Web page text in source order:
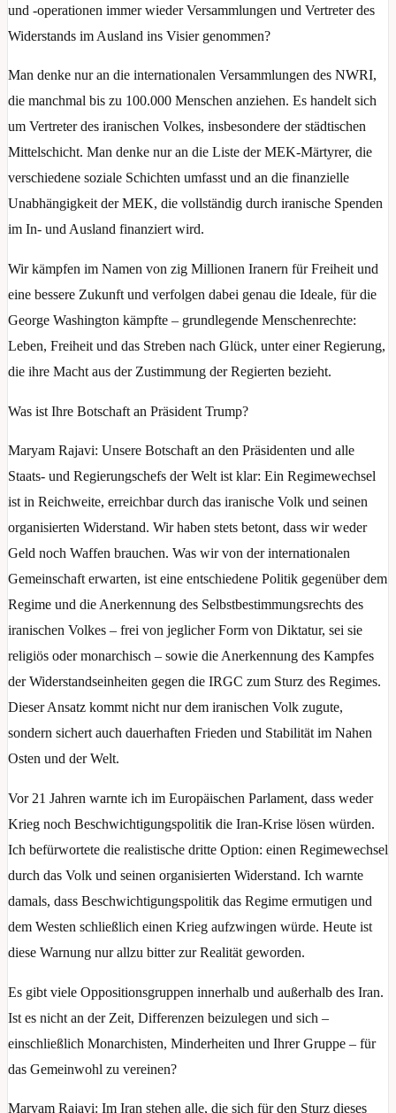
und -operationen immer wieder Versammlungen und Vertreter des
Widerstands im Ausland ins Visier genommen?
Man denke nur an die internationalen Versammlungen des NWRI,
die manchmal bis zu 100.000 Menschen anziehen. Es handelt sich
um Vertreter des iranischen Volkes, insbesondere der städtischen
Mittelschicht. Man denke nur an die Liste der MEK-Märtyrer, die
verschiedene soziale Schichten umfasst und an die finanzielle
Unabhängigkeit der MEK, die vollständig durch iranische Spenden
im In- und Ausland finanziert wird.
Wir kämpfen im Namen von zig Millionen Iranern für Freiheit und
eine bessere Zukunft und verfolgen dabei genau die Ideale, für die
George Washington kämpfte – grundlegende Menschenrechte:
Leben, Freiheit und das Streben nach Glück, unter einer Regierung,
die ihre Macht aus der Zustimmung der Regierten bezieht.
Was ist Ihre Botschaft an Präsident Trump?
Maryam Rajavi: Unsere Botschaft an den Präsidenten und alle
Staats- und Regierungschefs der Welt ist klar: Ein Regimewechsel
ist in Reichweite, erreichbar durch das iranische Volk und seinen
organisierten Widerstand. Wir haben stets betont, dass wir weder
Geld noch Waffen brauchen. Was wir von der internationalen
Gemeinschaft erwarten, ist eine entschiedene Politik gegenüber dem
Regime und die Anerkennung des Selbstbestimmungsrechts des
iranischen Volkes – frei von jeglicher Form von Diktatur, sei sie
religiös oder monarchisch – sowie die Anerkennung des Kampfes
der Widerstandseinheiten gegen die IRGC zum Sturz des Regimes.
Dieser Ansatz kommt nicht nur dem iranischen Volk zugute,
sondern sichert auch dauerhaften Frieden und Stabilität im Nahen
Osten und der Welt.
Vor 21 Jahren warnte ich im Europäischen Parlament, dass weder
Krieg noch Beschwichtigungspolitik die Iran-Krise lösen würden.
Ich befürwortete die realistische dritte Option: einen Regimewechsel
durch das Volk und seinen organisierten Widerstand. Ich warnte
damals, dass Beschwichtigungspolitik das Regime ermutigen und
dem Westen schließlich einen Krieg aufzwingen würde. Heute ist
diese Warnung nur allzu bitter zur Realität geworden.
Es gibt viele Oppositionsgruppen innerhalb und außerhalb des Iran.
Ist es nicht an der Zeit, Differenzen beizulegen und sich –
einschließlich Monarchisten, Minderheiten und Ihrer Gruppe – für
das Gemeinwohl zu vereinen?
Maryam Rajavi: Im Iran stehen alle, die sich für den Sturz dieses